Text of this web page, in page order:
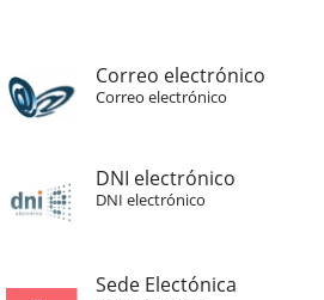
Correo electrónico
Correo electrónico
DNI electrónico
DNI electrónico
Sede Electónica